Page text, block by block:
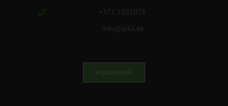
+372 5201078
info@pikk.ee
Kirjuta meile!